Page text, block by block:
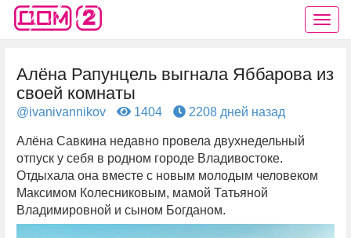
Алёна Рапунцель выгнала Яббарова из
своей комнаты
@ivanivannikov 1404 2208 дней назад
Алёна Савкина недавно провела двухнедельный
отпуск у себя в родном городе Владивостоке.
Отдыхала она вместе с новым молодым человеком
Максимом Колесниковым, мамой Татьяной
Владимировной и сыном Богданом.